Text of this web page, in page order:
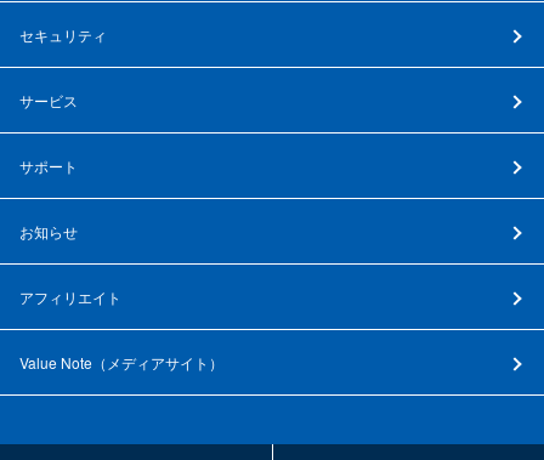
セキュリティ
サービス
サポート
お知らせ
アフィリエイト
Value Note（ メディアサイト ）